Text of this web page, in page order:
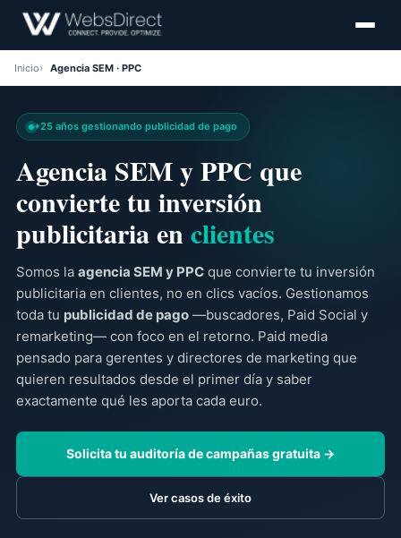
Inicio Agencia SEM · PPC
+25 años gestionando publicidad de pago
Agencia SEM y PPC que
convierte tu inversión
publicitaria enclientes
Somos la agencia SEM y PPC que convierte tu inversión
publicitaria en clientes, no en clics vacíos. Gestionamos
toda tu publicidad de pago —buscadores, Paid Social y
remarketing— con foco en el retorno. Paid media
pensado para gerentes y directores de marketing que
quieren resultados desde el primer día y saber
exactamente qué les aporta cada euro.
Solicita tu auditoría de campañas gratuita →
Ver casos de éxito